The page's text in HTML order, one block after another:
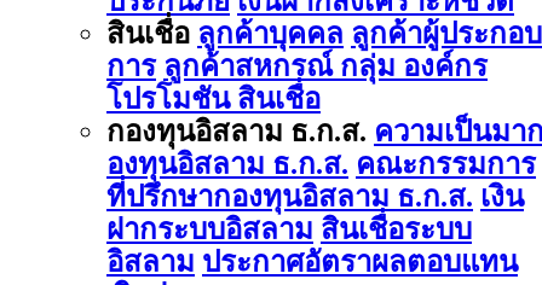
สินเชื่อ ลูกค้าบุคคล ลูกค้าผู้ประกอบ
การ ลูกค้าสหกรณ์ กลุ่ม องค์กร
โปรโมชัน สินเชื่อ
กองทุนอิสลาม ธ.ก.ส. ความเป็นมา
องทุนอิสลาม ธ.ก.ส. คณะกรรมการ
ที่ปรึกษากองทุนอิสลาม ธ.ก.ส. เงิน
ฝากระบบอิสลาม สินเชื่อระบบ
อิสลาม ประกาศอัตราผลตอบแทน